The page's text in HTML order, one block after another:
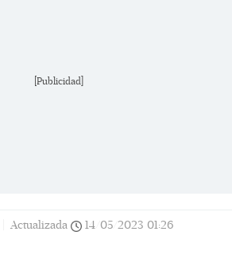
[Publicidad]
Actualizada 14/05/2023 01:26